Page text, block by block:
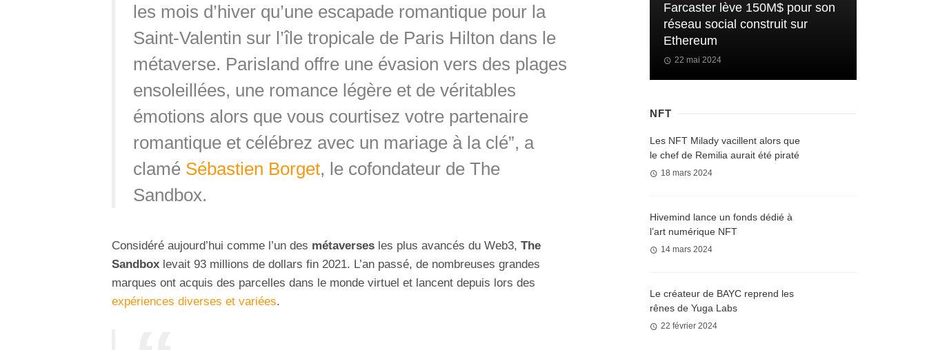
les mois d’hiver qu’une escapade romantique pour la
Saint-Valentin sur l’île tropicale de Paris Hilton dans le
métaverse. Parisland offre une évasion vers des plages
ensoleillées, une romance légère et de véritables
émotions alors que vous courtisez votre partenaire
romantique et célébrez avec un mariage à la clé”, a
clamé Sébastien Borget, le cofondateur de The
Sandbox.
Considéré aujourd’hui comme l’un des métaverses les plus avancés du Web3, The
Sandbox levait 93 millions de dollars fin 2021. L’an passé, de nombreuses grandes
marques ont acquis des parcelles dans le monde virtuel et lancent depuis lors des
expériences diverses et variées.
Farcaster lève 150M$ pour son
réseau social construit sur
Ethereum
22 mai 2024
NFT
Les NFT Milady vacillent alors que
le chef de Remilia aurait été piraté
18 mars 2024
Hivemind lance un fonds dédié à
l’art numérique NFT
14 mars 2024
Le créateur de BAYC reprend les
rênes de Yuga Labs
22 février 2024